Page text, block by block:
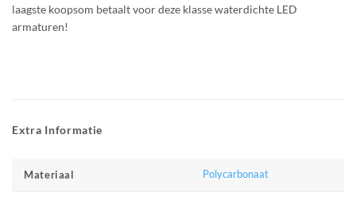
laagste koopsom betaalt voor deze klasse waterdichte LED
armaturen!
Extra Informatie
Materiaal Polycarbonaat